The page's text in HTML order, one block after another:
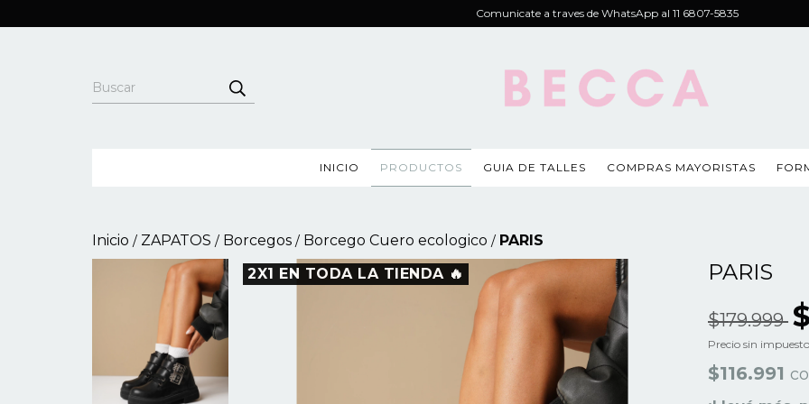
Comunicate a traves de WhatsApp al 11 6807-5835
INICIO PRODUCTOS GUIA DE TALLES COMPRAS MAYORISTAS
Inicio / ZAPATOS / Borcegos / Borcego Cuero ecologico / PARIS
2X1 EN TODA LA TIENDA 🔥
PARIS
$179.999
Precio sin
$116.991